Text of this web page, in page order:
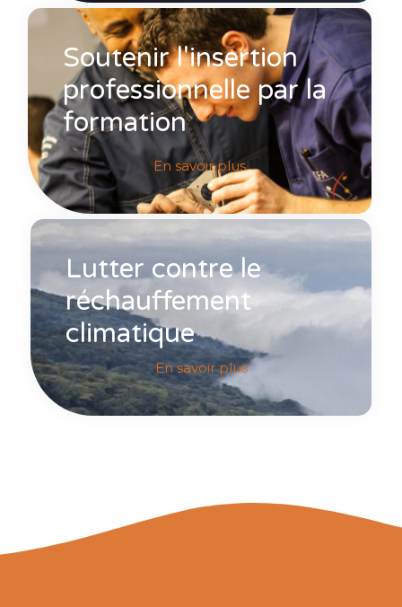
Soutenir l'insertion
professionnelle par la
formation
En savoir plus
Lutter contre le
réchauffement
climatique
En savoir plus